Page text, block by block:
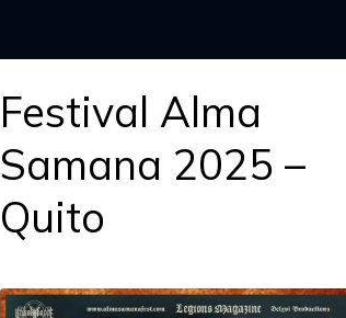
Festival Alma
Samana 2025 –
Quito